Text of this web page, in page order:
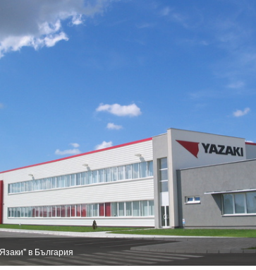
в България